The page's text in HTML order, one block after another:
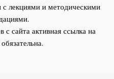
лекциями и методическими
сайта активная ссылка на
обязательна.